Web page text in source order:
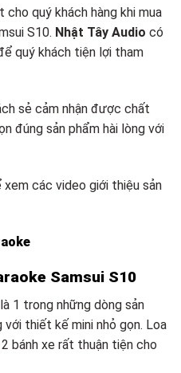
quý khách hàng khi mua
S10. Nhật Tây Audio có
quý khách tiện lợi tham
sẻ cảm nhận được chất
đúng sản phẩm hài lòng với
xem các video giới thiệu sản
Samsui S10
là 1 trong những dòng sản
thiết kế mini nhỏ gọn. Loa
bánh xe rất thuận tiện cho